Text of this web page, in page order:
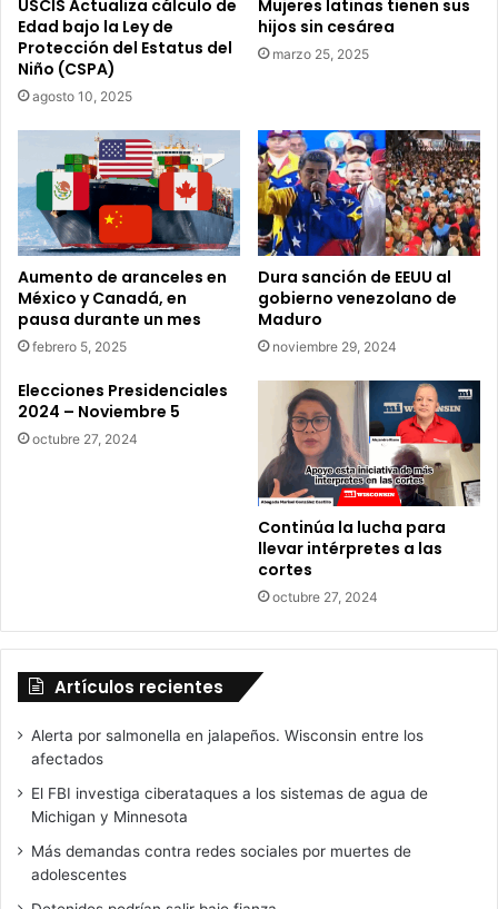
o
n
t
r
v
i
o
l
e
n
c
i
d
o
m
s
a
r
s
r
b
o
l
e
s
USCIS Actualiza cálculo de
Edad bajo la Ley de
Protección del Estatus del
Niño (CSPA)
agosto 10, 2025
Mujeres latinas tienen sus
hijos sin cesárea
marzo 25, 2025
Aumento de aranceles en
México y Canadá, en
pausa durante un mes
febrero 5, 2025
Dura sanción de EEUU al
gobierno venezolano de
Maduro
noviembre 29, 2024
Elecciones Presidenciales
2024 – Noviembre 5
octubre 27, 2024
Continúa la lucha para
llevar intérpretes a las
cortes
octubre 27, 2024
Artículos recientes
Alerta por salmonella en jalapeños. Wisconsin entre los
afectados
El FBI investiga ciberataques a los sistemas de agua de
Michigan y Minnesota
Más demandas contra redes sociales por muertes de
adolescentes